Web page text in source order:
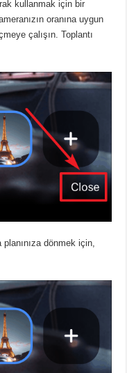
kullanmak için bir
oranına uygun
çalışın. Toplantı
dönmek için,